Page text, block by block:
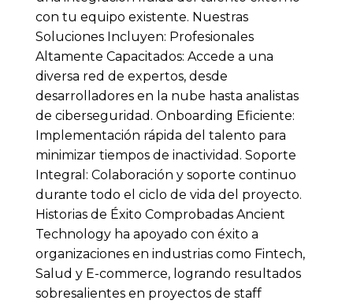
con tu equipo existente. Nuestras
Soluciones Incluyen: Profesionales
Altamente Capacitados: Accede a una
diversa red de expertos, desde
desarrolladores en la nube hasta analistas
de ciberseguridad. Onboarding Eficiente:
Implementación rápida del talento para
minimizar tiempos de inactividad. Soporte
Integral: Colaboración y soporte continuo
durante todo el ciclo de vida del proyecto.
Historias de Éxito Comprobadas Ancient
Technology ha apoyado con éxito a
organizaciones en industrias como Fintech,
Salud y E-commerce, logrando resultados
sobresalientes en proyectos de staff